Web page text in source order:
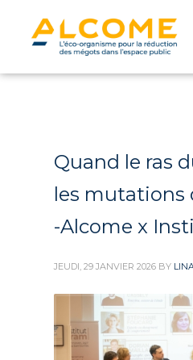
Quand le ras
les mutations
-Alcome x
JEUDI, 29 JANVIER 2026 BY